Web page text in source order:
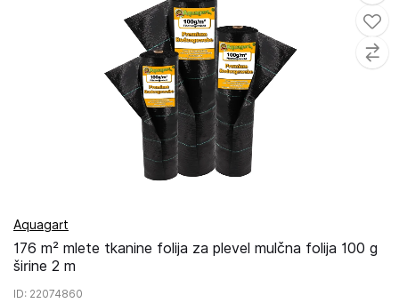
Aquagart
176 m² mlete tkanine folija za plevel mulčna folija 100 g
širine 2 m
ID: 22074860